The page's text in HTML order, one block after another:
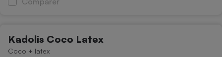
Kadolis Coco Latex
Coco + latex